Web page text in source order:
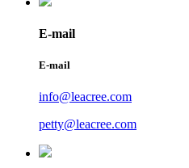
E-mail
E-mail
info@leacree.com
petty@leacree.com